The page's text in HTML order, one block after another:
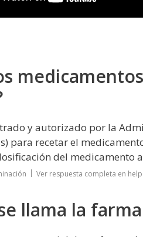
y autorizado por la
para recetar el
del medicamento
Ver respuesta completa en
llama la